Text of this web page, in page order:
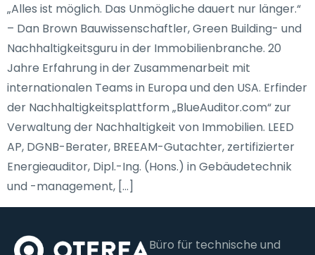
„Alles ist möglich. Das Unmögliche dauert nur länger.“
– Dan Brown Bauwissenschaftler, Green Building- und
Nachhaltigkeitsguru in der Immobilienbranche. 20
Jahre Erfahrung in der Zusammenarbeit mit
internationalen Teams in Europa und den USA. Erfinder
der Nachhaltigkeitsplattform „BlueAuditor.com“ zur
Verwaltung der Nachhaltigkeit von Immobilien. LEED
AP, DGNB-Berater, BREEAM-Gutachter, zertifizierter
Energieauditor, Dipl.-Ing. (Hons.) in Gebäudetechnik
und -management, […]
Büro für technische und